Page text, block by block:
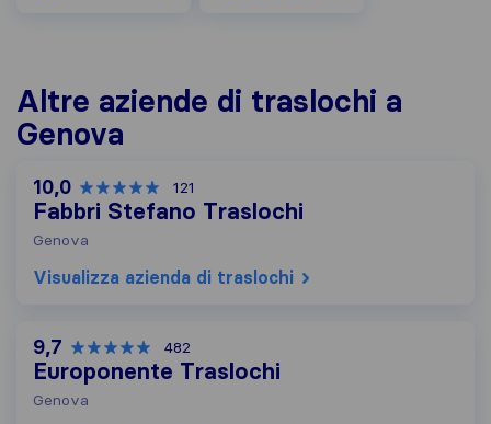
Altre aziende di traslochi a
Genova
10,0 121
Fabbri Stefano Traslochi
Genova
Visualizza azienda di traslochi
9,7 482
Europonente Traslochi
Genova